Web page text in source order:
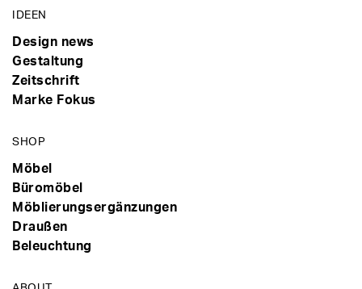
IDEEN
Design news
Gestaltung
Zeitschrift
Marke Fokus
SHOP
Möbel
Büromöbel
Möblierungsergänzungen
Draußen
Beleuchtung